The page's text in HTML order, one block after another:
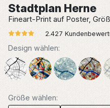
2.427
Stadtplan Herne
Fineart-Print auf Poster,
Design wählen:
Größe wählen: